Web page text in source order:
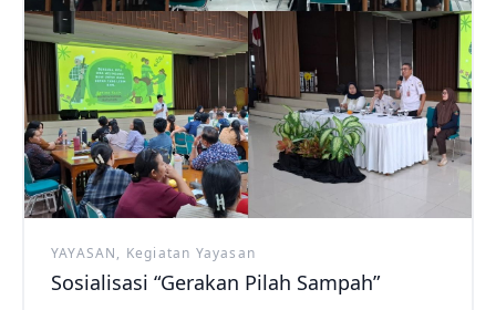
YAYASAN, Kegiatan Yayasan
Sosialisasi “Gerakan Pilah Sampah”